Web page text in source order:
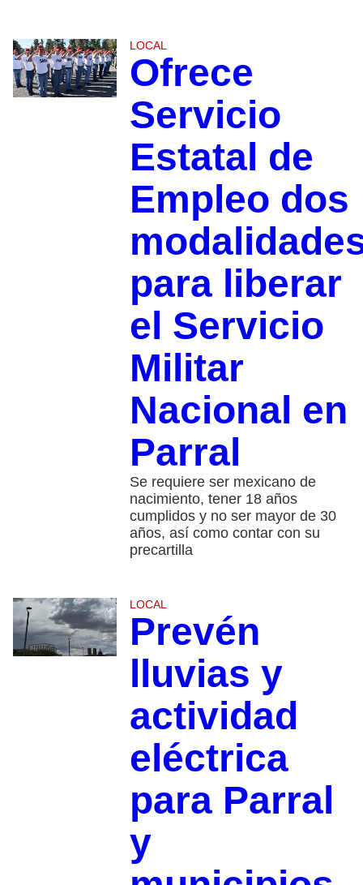
LOCAL
Ofrece
Servicio
Estatal de
Empleo dos
para liberar
el Servicio
Militar
Nacional en
Parral
Se requiere ser mexicano de
nacimiento, tener 18 años
cumplidos y no ser mayor de 30
años, así como contar con su
precartilla
LOCAL
Prevén
lluvias y
actividad
eléctrica
para Parral
y